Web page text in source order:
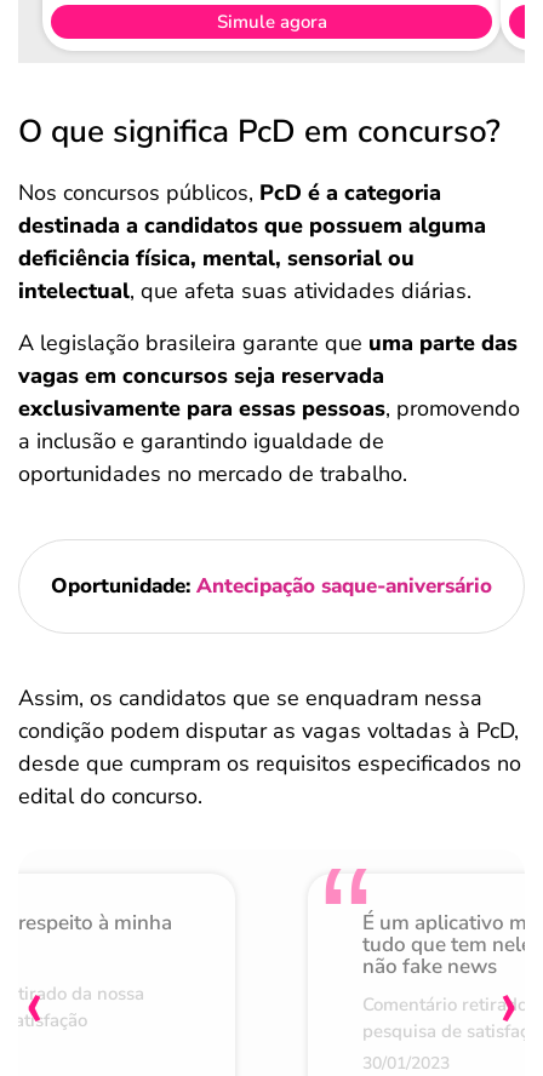
Simule agora
O que significa PcD em concurso?
Nos concursos públicos, PcD é a categoria
destinada a candidatos que possuem alguma
deficiência física, mental, sensorial ou
intelectual, que afeta suas atividades diárias.
A legislação brasileira garante que uma parte das
vagas em concursos seja reservada
exclusivamente para essas pessoas, promovendo
a inclusão e garantindo igualdade de
oportunidades no mercado de trabalho.
Oportunidade: Antecipação saque-aniversário
Assim, os candidatos que se enquadram nessa
condição podem disputar as vagas voltadas à PcD,
desde que cumpram os requisitos especificados no
edital do concurso.
respeito à minha
da nossa
É um aplicativo
tudo que tem nele
não fake news
Comentário retirado
pesquisa de
30/01/2023
‹ ›